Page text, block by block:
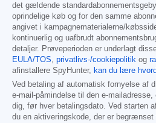
det gældende
oprindelige køb og for den samme
angivet i kampagnematerialerne/
kontinuerlig og uafbrudt
detaljer. Prøveperioden er underlagt
EULA/TOS, privatlivs-/cookiepolitik og
afinstallere SpyHunter, kan du lære
Ved betaling af automatisk fornyelse af
e-mail-påmindelse til den e-
dig, før hver betalingsdato. Ved starten
du en aktiveringskode, der er